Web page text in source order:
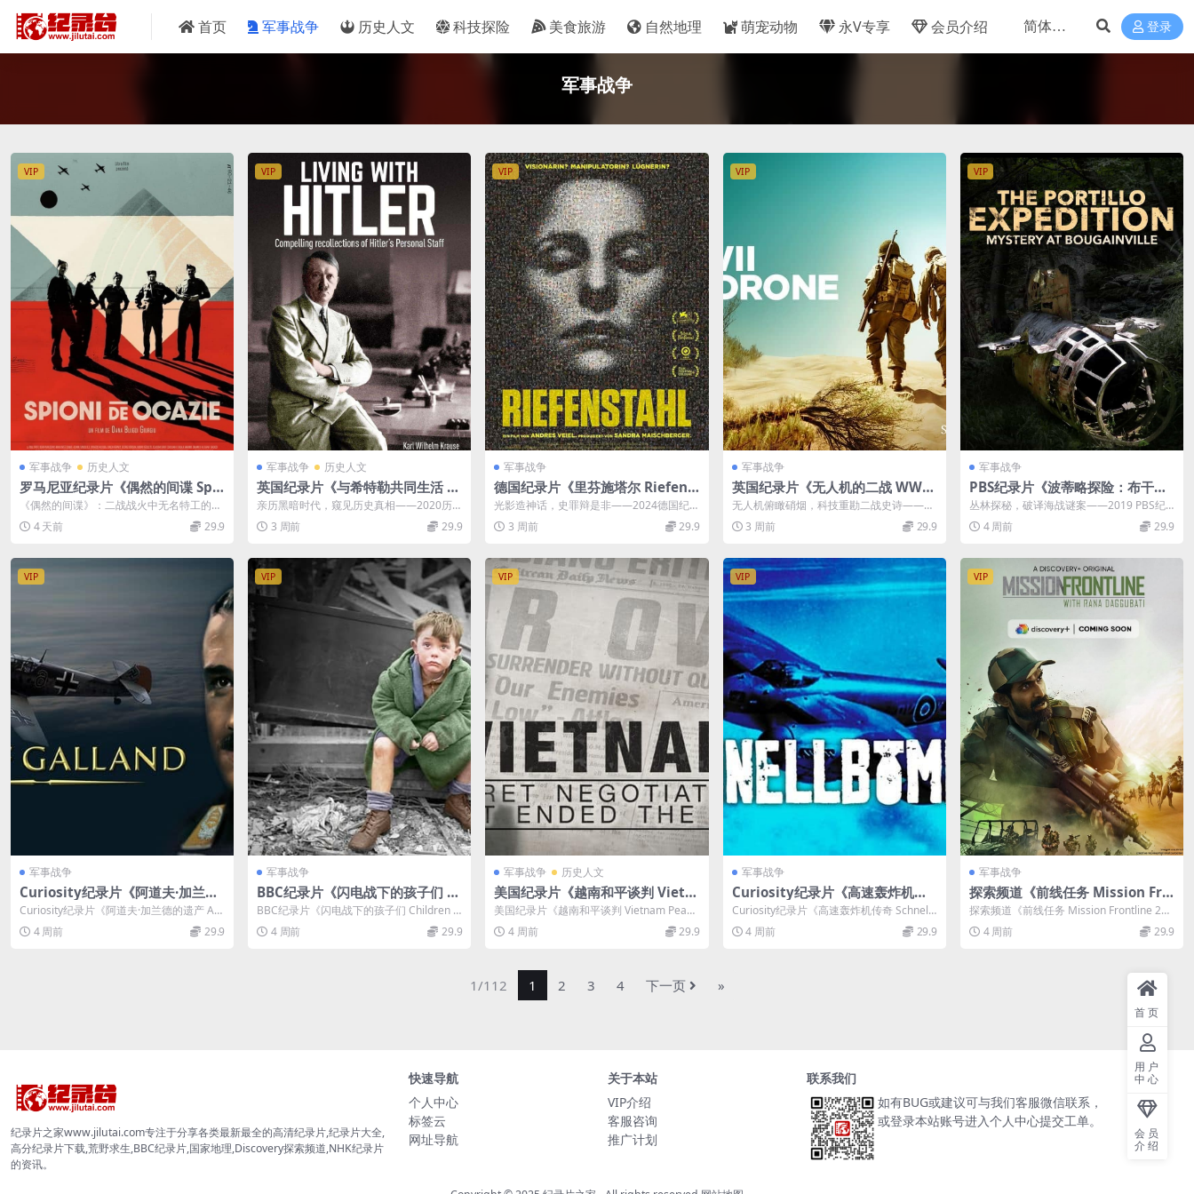
首页 军事战争 历史人文 科技探险 美食旅游 自然地理 萌宠动物 永V专享 会员介绍 登录
军事战争
VIP
军事战争 历史人文
罗马尼亚纪录片《偶然的间谍 Spio
ni De Ocazie 2022》英语无字 无
水印纯净版 二战谍报行动
《偶然的间谍》：二战战火中无名特工的勇
气与救赎 2022年上映的罗马尼亚纪实纪
录...4 天前 29.9
VIP
军事战争 历史人文
英国纪录片《与希特勒共同生活 Li
ving with Hitler 2020》全3集
英语中英双字 无水印纯净版 1080
P/MKV/13G 与希特勒共存
亲历黑暗时代，窥见历史真相——2020历
史纪实纪录片《与希特勒共同生活》赏析
2...3 周前 29.9
VIP
军事战争
德国纪录片《里芬施塔尔 Riefens
tahl 2024》德语无字 无水印纯净
版 1080P/MKV/2.12G 艺术与纳
粹
光影造神话，史罪辩是非——2024德国纪
实纪录片《里芬施塔尔 Riefensta...
3 周前 29.9
VIP
军事战争
英国纪录片《无人机的二战 WWII
by Drone 2021》全6集 英语中英
双字 无水印纯净版 1080P/MKV/1
9.7G 二战无人机
无人机俯瞰硝烟，科技重勘二战史诗——20
21高分纪实纪录片《无人机的二战》赏析 ...
3 周前 29.9
VIP
军事战争
PBS纪录片《波蒂略探险：布干维
尔岛之谜 The Portillo Expeditio
n: Mystery on Bougainville Isl
and 2019》英语中英双字 无水印
五十六死因
丛林探秘，破译海战谜案——2019 PBS纪
录片《波蒂略探险：布干维尔岛之谜》赏...
4 周前 29.9
VIP
军事战争
Curiosity纪录片《阿道夫·加兰德
的遗产 Adolf Galland Legacy 2
024》全3集 英语中英双字 无水印
纯净版 1080P/MKV/5.14G 王牌
Curiosity纪录片《阿道夫·加兰德的遗产 Ad
olf Galland Le...
4 周前 29.9
VIP
军事战争
BBC纪录片《闪电战下的孩子们 C
hildren of the Blitz 2026》英语
中英双字 无水印纯净版 1080P/M
KV/818M 战争下的儿童
BBC纪录片《闪电战下的孩子们 Children o
f the Blitz 20...
4 周前 29.9
VIP
军事战争 历史人文
美国纪录片《越南和平谈判 Vietn
am Peace Negotiations 202
0》英语中英双字 无水印纯净版 10
80P/MKV/2.71G 越南和平协议
美国纪录片《越南和平谈判 Vietnam Peace
Negotiations ...
4 周前 29.9
VIP
军事战争
Curiosity纪录片《高速轰炸机传
奇 Schnellbomber 2024》全2集
英语中英双字 无水印纯净版 1080
P/MKV/1.6G 闪电轰炸机
Curiosity纪录片《高速轰炸机传奇 Schnellb
omber 2024》...
4 周前 29.9
VIP
军事战争
探索频道《前线任务 Mission Fro
ntline 2021》英语无字 无水印纯
净版 1080P/MKV/2.51G 印度边
境部队
探索频道《前线任务 Mission Frontline 202
1》介绍 2021...
4 周前 29.9
1/112 1 2 3 4 下一页 »
纪录片之家www.jilutai.com专注于分享各类最新最全的高清纪录片,纪录片大全,
高分纪录片下载,荒野求生,BBC纪录片,国家地理,Discovery探索频道,NHK纪录片
的资讯。
快速导航
个人中心
标签云
网址导航
关于本站
VIP介绍
客服咨询
推广计划
联系我们
如有BUG或建议可与我们客服微信联系，
或登录本站账号进入个人中心提交工单。
首页
用户
中心
会员
介绍